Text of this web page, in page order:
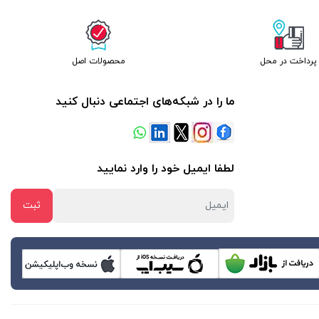
پرداخت در محل محصولات اصل
ما را در شبکه‌های اجتماعی دنبال کنید
لطفا ایمیل خود را وارد نمایید